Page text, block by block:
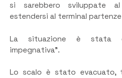
si sarebbero sviluppate
estendersi al terminal
La situazione è stata
impegnativa”.
Lo scalo è stato evacuato,